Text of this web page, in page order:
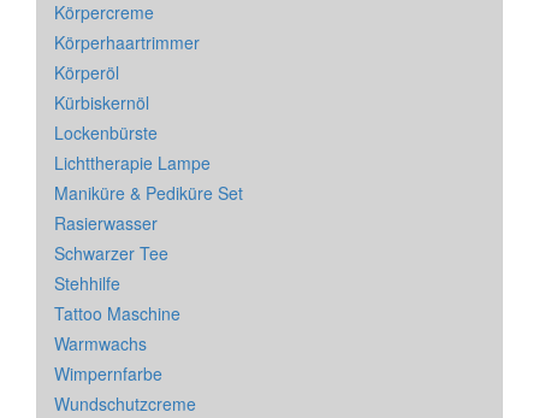
Körpercreme
Körperhaartrimmer
Körperöl
Kürbiskernöl
Lockenbürste
Lichttherapie Lampe
Maniküre & Pediküre Set
Rasierwasser
Schwarzer Tee
Stehhilfe
Tattoo Maschine
Warmwachs
Wimpernfarbe
Wundschutzcreme